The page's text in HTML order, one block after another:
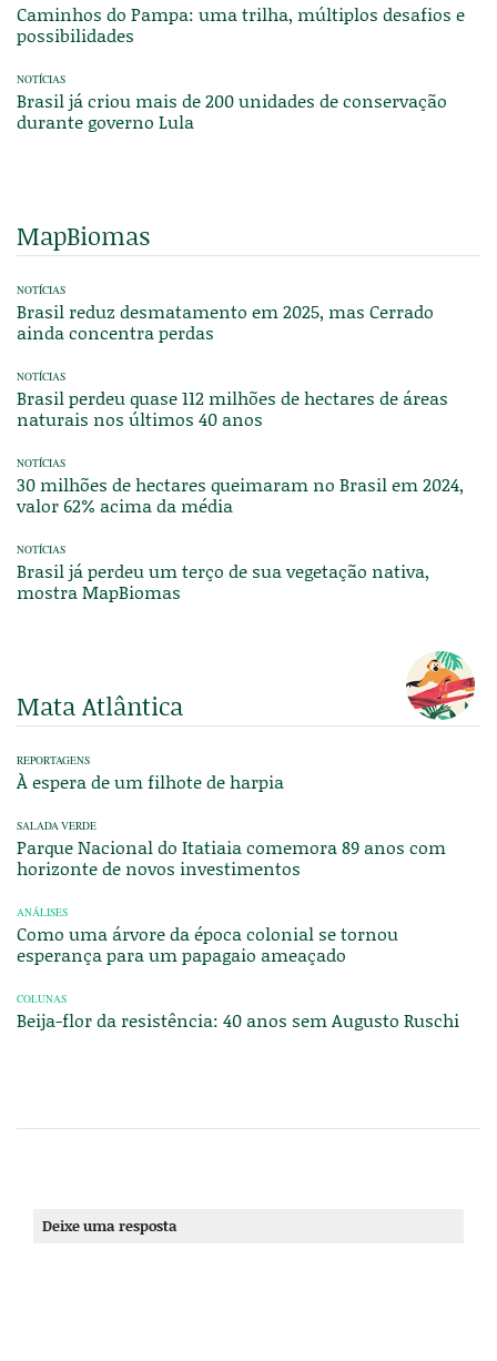
Caminhos do Pampa: uma trilha, múltiplos desafios e
possibilidades
NOTÍCIAS
Brasil já criou mais de 200 unidades de conservação
durante governo Lula
MapBiomas
NOTÍCIAS
Brasil reduz desmatamento em 2025, mas Cerrado
ainda concentra perdas
NOTÍCIAS
Brasil perdeu quase 112 milhões de hectares de áreas
naturais nos últimos 40 anos
NOTÍCIAS
30 milhões de hectares queimaram no Brasil em 2024,
valor 62% acima da média
NOTÍCIAS
Brasil já perdeu um terço de sua vegetação nativa,
mostra MapBiomas
Mata Atlântica
REPORTAGENS
À espera de um filhote de harpia
SALADA VERDE
Parque Nacional do Itatiaia comemora 89 anos com
horizonte de novos investimentos
ANÁLISES
Como uma árvore da época colonial se tornou
esperança para um papagaio ameaçado
COLUNAS
Beija-flor da resistência: 40 anos sem Augusto Ruschi
Deixe uma resposta